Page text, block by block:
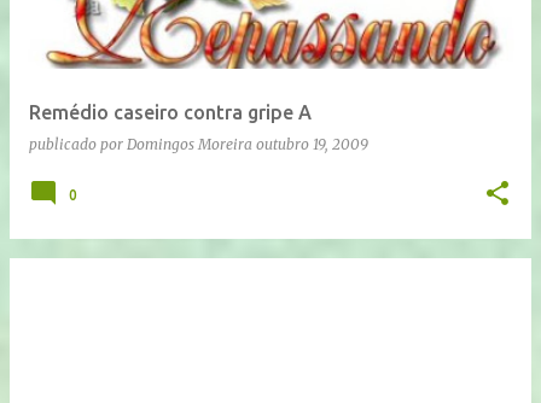
Remédio caseiro contra gripe A
publicado por Domingos Moreira outubro 19, 2009
0